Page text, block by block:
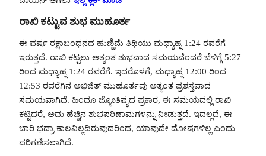
ರಾಖಿ ಕಟ್ಟುವ ಶುಭ ಮುಹೂರ್ತ
ಈ ವರ್ಷ ರಕ್ಷಾಬಂಧನದ ಹುಣ್ಣಿಮೆ ತಿಥಿಯು ಮಧ್ಯಾಹ್ನ 1:24 ರವರೆಗೆ
ಇರುತ್ತದೆ. ರಾಖಿ ಕಟ್ಟಲು ಅತ್ಯಂತ ಶುಭವಾದ ಸಮಯವೆಂದರೆ ಬೆಳಿಗ್ಗೆ 5:27
ರಿಂದ ಮಧ್ಯಾಹ್ನ 1:24 ರವರೆಗೆ. ಇದರೊಳಗೆ, ಮಧ್ಯಾಹ್ನ 12:00 ರಿಂದ
12:53 ರವರೆಗಿನ ಅಭಿಜಿತ್ ಮುಹೂರ್ತವು ಅತ್ಯಂತ ಪ್ರಶಸ್ತವಾದ
ಸಮಯವಾಗಿದೆ. ಹಿಂದೂ ಜ್ಯೋತಿಷ್ಯದ ಪ್ರಕಾರ, ಈ ಸಮಯದಲ್ಲಿ ರಾಖಿ
ಕಟ್ಟಿದರೆ, ಅದು ಹೆಚ್ಚಿನ ಶುಭಪರಿಣಾಮಗಳನ್ನು ನೀಡುತ್ತದೆ. ಇದಲ್ಲದೆ, ಈ
ಬಾರಿ ಭದ್ರಾ ಕಾಲವಿಲ್ಲದಿರುವುದರಿಂದ, ಯಾವುದೇ ದೋಷಗಳಿಲ್ಲ ಎಂದು
ಪರಿಗಣಿಸಲಾಗಿದೆ.